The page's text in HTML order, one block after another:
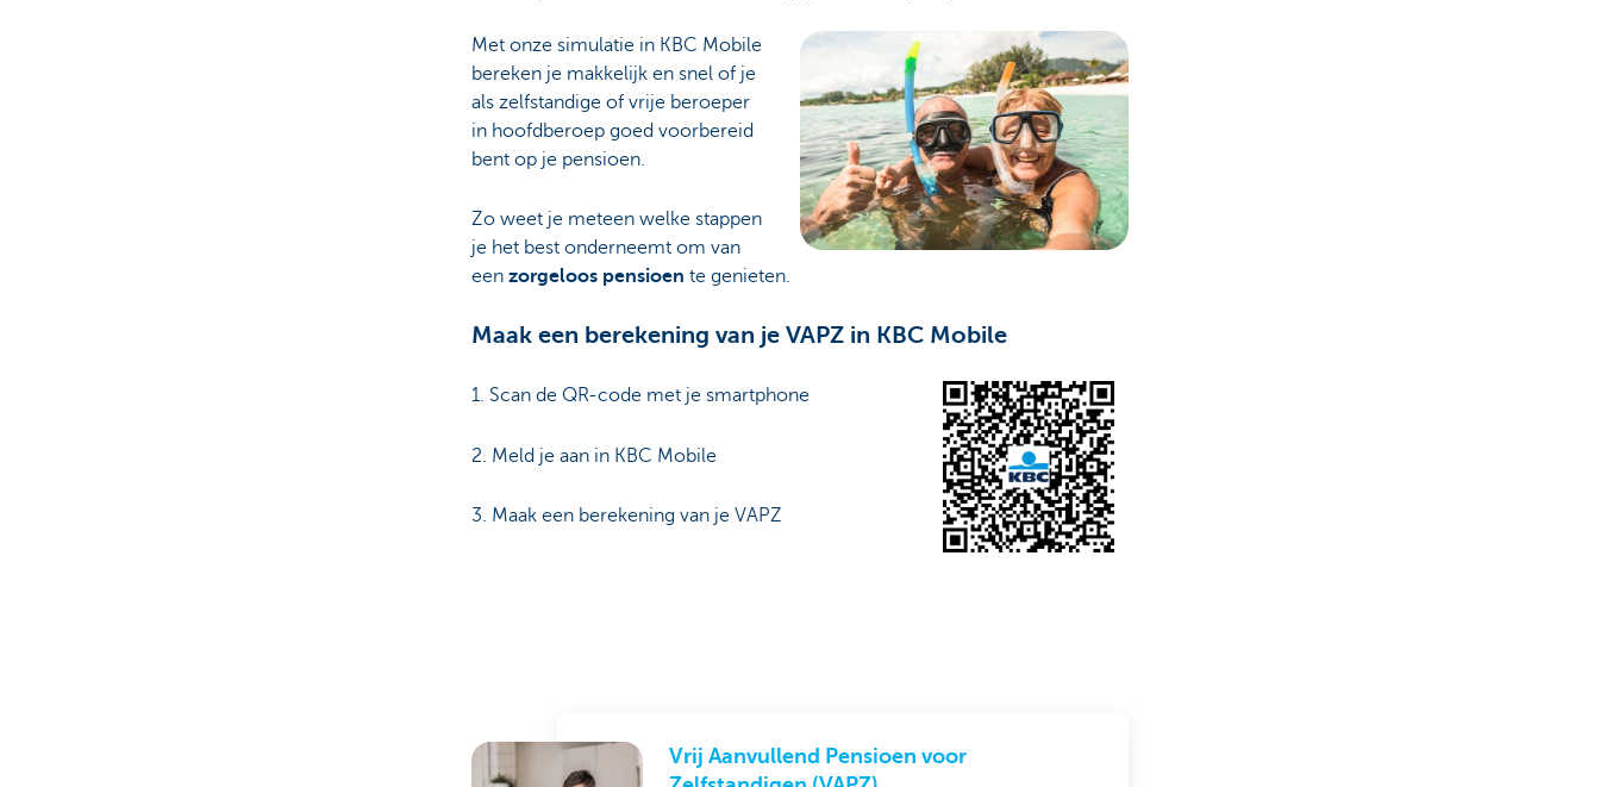
Met onze simulatie in KBC Mobile
bereken je makkelijk en snel of je
als zelfstandige of vrije beroeper
in hoofdberoep goed voorbereid
bent op je pensioen.
Zo weet je meteen welke stappen
je het best onderneemt om van
een zorgeloos pensioen te genieten.
Maak een berekening van je VAPZ in KBC Mobile
1. Scan de QR-code met je smartphone
2. Meld je aan in KBC Mobile
3. Maak een berekening van je VAPZ
Vrij Aanvullend Pensioen voor